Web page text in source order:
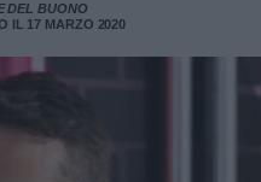
DEL BUONO
IL 17 MARZO 2020